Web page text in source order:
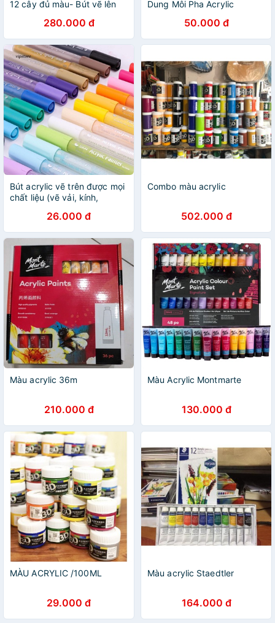
12 cây đủ màu- Bút vẽ lên
280.000 đ
Dung Môi Pha Acrylic
50.000 đ
Bút acrylic vẽ trên được mọi
chất liệu (vẽ vải, kính,
26.000 đ
Combo màu acrylic
502.000 đ
Màu acrylic 36m
210.000 đ
Màu Acrylic Montmarte
130.000 đ
MÀU ACRYLIC /100ML
29.000 đ
Màu acrylic Staedtler
164.000 đ